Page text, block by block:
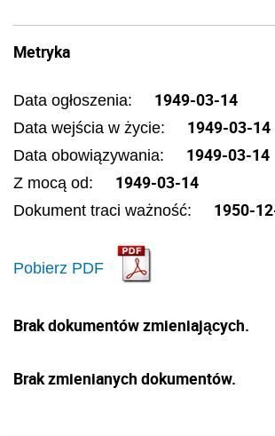
Metryka
Data ogłoszenia: 1949-03-14
Data wejścia w życie: 1949-03-14
Data obowiązywania: 1949-03-14
Z mocą od: 1949-03-14
Dokument traci ważność: 1950-
Pobierz PDF
Brak dokumentów zmieniających.
Brak zmienianych dokumentów.